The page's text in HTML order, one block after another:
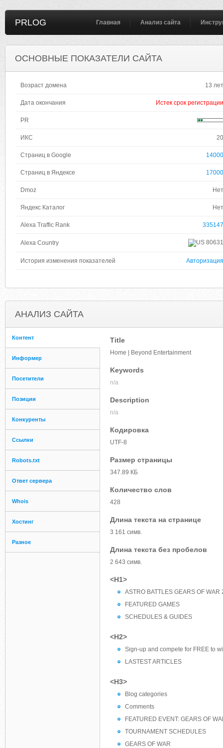
PRLOG Главная Анализ сайта
ОСНОВНЫЕ ПОКАЗАТЕЛИ САЙТА
Возраст домена 13 лет
Дата окончания Истек срок регистрации
PR
ИКС 20
Страниц в Google 14000
Страниц в Яндексе 17000
Dmoz Нет
Яндекс Каталог Нет
Alexa Traffic Rank 335147
Alexa Country 80631
История изменения показателей Авторизация
АНАЛИЗ САЙТА
Контент
Информер
Посетители
Позиции
Конкуренты
Ссылки
Robots.txt
Ответ сервера
Whois
Хостинг
Разное
Title
Home | Beyond Entertainment
Keywords
n/a
Description
n/a
Кодировка
UTF-8
Размер страницы
347.89 КБ
Количество слов
428
Длина текста на странице
3 161 симв.
Длина текста без пробелов
2 643 симв.
<H1>
ASTRO BATTLES GEARS OF WAR
FEATURED GAMES
SCHEDULES & GUIDES
<H2>
Sign-up and compete for FREE to
LASTEST ARTICLES
<H3>
Blog categories
Comments
FEATURED EVENT: GEARS OF
TOURNAMENT SCHEDULES
GEARS OF WAR